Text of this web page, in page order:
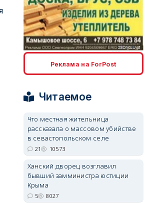
erid: 2SDnjcLUypt
erid: 2SDnjdPjgYS
Реклама на ForPost
Читаемое
Что местная жительница
рассказала о массовом убийстве
в севастопольском селе
21 10573
Ханский дворец возглавил
бывший замминистра юстиции
Крыма
5 8027